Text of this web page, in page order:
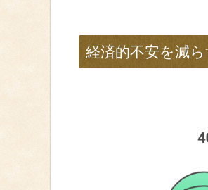
経済的不安を減